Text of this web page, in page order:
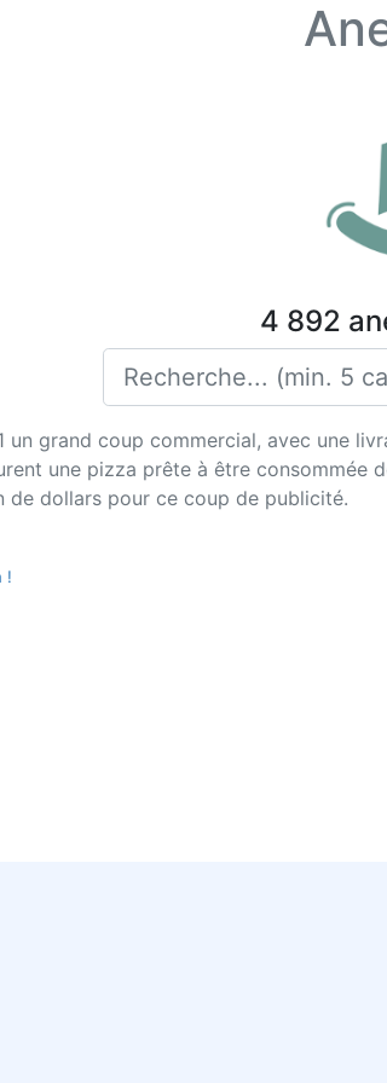
4 892
un grand coup commercial, avec une
une pizza prête à être consommée
de dollars pour ce coup de publicité.
!